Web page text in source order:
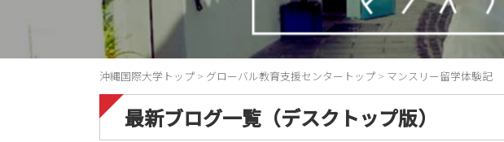
沖縄国際大学トップ > グローバル教育支援センタートップ > マンスリー留学体験記
最新ブログ一覧（デスクトップ版）